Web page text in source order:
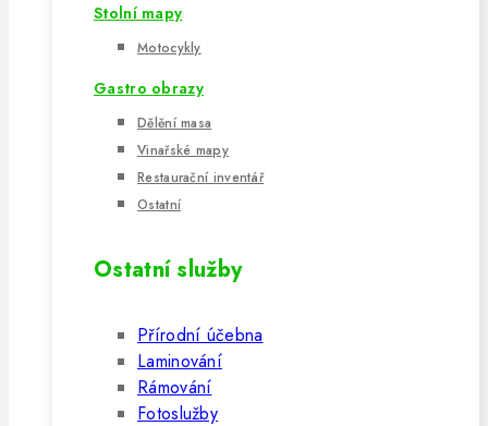
Stolní mapy
Motocykly
Gastro obrazy
Dělění masa
Vinařské mapy
Restaurační inventář
Ostatní
Ostatní služby
Přírodní účebna
Laminování
Rámování
Fotoslužby